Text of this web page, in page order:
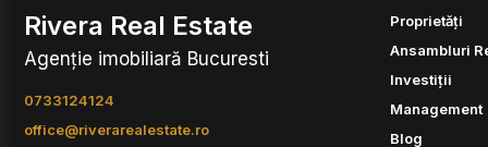
Rivera Real Estate
Agenție imobiliară Bucuresti
0733124124
office@riverarealestate.ro
Proprietăți
Ansambluri
Investiții
Management
Blog